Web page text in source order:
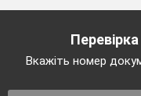
Вкажіть номер